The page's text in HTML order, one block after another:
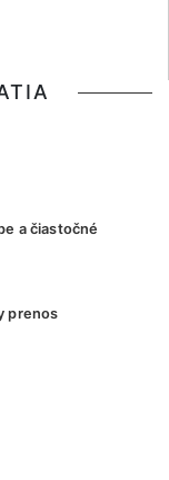
a čiastočné
prenos